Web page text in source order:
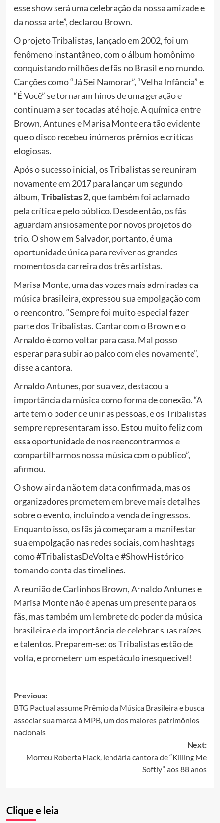
esse show será uma celebração da nossa amizade e
da nossa arte”, declarou Brown.
O projeto Tribalistas, lançado em 2002, foi um
fenômeno instantâneo, com o álbum homônimo
conquistando milhões de fãs no Brasil e no mundo.
Canções como “Já Sei Namorar”, “Velha Infância” e
“É Você” se tornaram hinos de uma geração e
continuam a ser tocadas até hoje. A química entre
Brown, Antunes e Marisa Monte era tão evidente
que o disco recebeu inúmeros prêmios e críticas
elogiosas.
Após o sucesso inicial, os Tribalistas se reuniram
novamente em 2017 para lançar um segundo
álbum,Tribalistas 2, que também foi aclamado
pela crítica e pelo público. Desde então, os fãs
aguardam ansiosamente por novos projetos do
trio. O show em Salvador, portanto, é uma
oportunidade única para reviver os grandes
momentos da carreira dos três artistas.
Marisa Monte, uma das vozes mais admiradas da
música brasileira, expressou sua empolgação com
o reencontro. “Sempre foi muito especial fazer
parte dos Tribalistas. Cantar com o Brown e o
Arnaldo é como voltar para casa. Mal posso
esperar para subir ao palco com eles novamente”,
disse a cantora.
Arnaldo Antunes, por sua vez, destacou a
importância da música como forma de conexão. “A
arte tem o poder de unir as pessoas, e os Tribalistas
sempre representaram isso. Estou muito feliz com
essa oportunidade de nos reencontrarmos e
compartilharmos nossa música com o público”,
afirmou.
O show ainda não tem data confirmada, mas os
organizadores prometem em breve mais detalhes
sobre o evento, incluindo a venda de ingressos.
Enquanto isso, os fãs já começaram a manifestar
sua empolgação nas redes sociais, com hashtags
como #TribalistasDeVolta e #ShowHistórico
tomando conta das timelines.
A reunião de Carlinhos Brown, Arnaldo Antunes e
Marisa Monte não é apenas um presente para os
fãs, mas também um lembrete do poder da música
brasileira e da importância de celebrar suas raízes
e talentos. Preparem-se: os Tribalistas estão de
volta, e prometem um espetáculo inesquecível!
Post
navigation
Previous:
BTG Pactual assume Prêmio da Música Brasileira e busca
associar sua marca à MPB, um dos maiores patrimônios
nacionais
Next:
Morreu Roberta Flack, lendária cantora de “Killing Me
Softly”, aos 88 anos
Clique e leia